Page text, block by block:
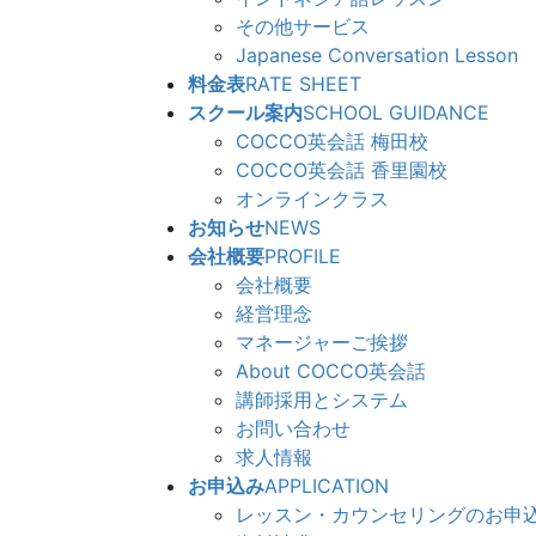
その他サービス
Japanese Conversation Lesson
料金表RATE SHEET
スクール案内SCHOOL GUIDANCE
COCCO英会話 梅田校
COCCO英会話 香里園校
オンラインクラス
お知らせNEWS
会社概要PROFILE
会社概要
経営理念
マネージャーご挨拶
About COCCO英会話
講師採用とシステム
お問い合わせ
求人情報
お申込みAPPLICATION
レッスン・カウンセリングのお申